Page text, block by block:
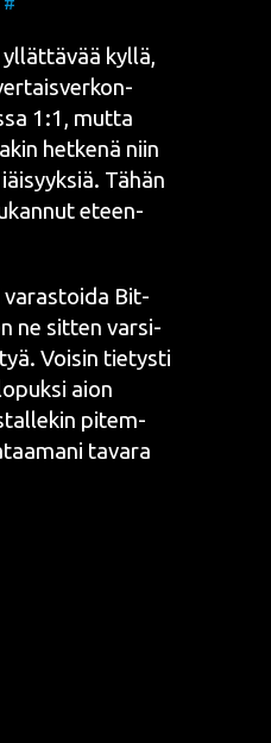
#
kyl­lä,
1:1, mut­ta
het­ke­nä niin
Tähän
eteen­
varas­toi­da Bit­
ne sit­ten var­si­
Voi­sin tie­tys­ti
aion
pitem­
tava­ra